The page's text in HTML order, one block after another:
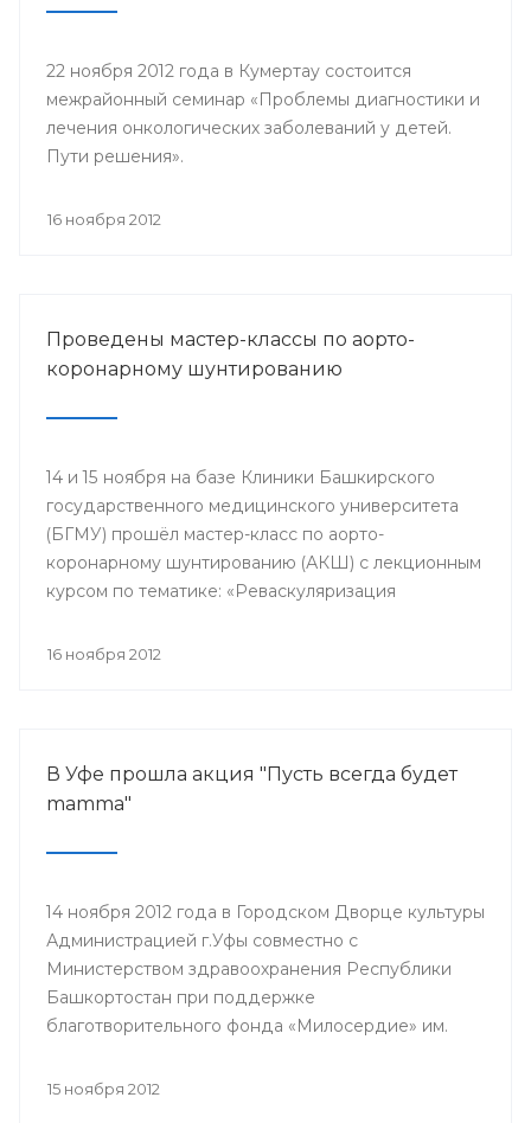
22 ноября 2012 года в Кумертау состоится
межрайонный семинар «Проблемы диагностики и
лечения онкологических заболеваний у детей.
Пути решения».
16 ноября 2012
Проведены мастер-классы по аорто-
коронарному шунтированию
14 и 15 ноября на базе Клиники Башкирского
государственного медицинского университета
(БГМУ) прошёл мастер-класс по аорто-
коронарному шунтированию (АКШ) с лекционным
курсом по тематике: «Реваскуляризация
сердца». Обучающий мастер-класс был проведен
приурочен к 80-летнему юбилею университета.
16 ноября 2012
В Уфе прошла акция "Пусть всегда будет
mamma"
14 ноября 2012 года в Городском Дворце культуры
Администрацией г.Уфы совместно с
Министерством здравоохранения Республики
Башкортостан при поддержке
благотворительного фонда «Милосердие» им.
всегда будет mamma». Основная цель акции,
15 ноября 2012